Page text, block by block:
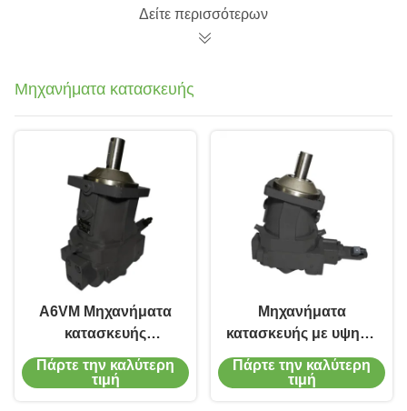
αντλία έμβολο
Δείτε περισσότερων
Μηχανήματα κατασκευής
Α6VM Μηχανήματα
κατασκευής
κινητήρας έμβολο
71mL/r Ρυθμός ροής
Πάρτε την καλύτερη
τιμή
Μηχανήματα
κατασκευής με υψηλή
ροπή Μηχανή με
έμβολο 3550 στροφές
Πάρτε την καλύτερη
τιμή